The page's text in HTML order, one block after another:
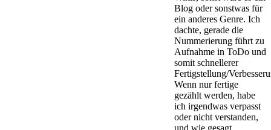
Blog oder sonstwas für
ein anderes Genre. Ich
dachte, gerade die
Nummerierung führt zu
Aufnahme in ToDo und
somit schnellerer
Fertigstellung/
Wenn nur fertige
gezählt werden, habe
ich irgendwas verpasst
oder nicht verstanden,
und wie gesagt,